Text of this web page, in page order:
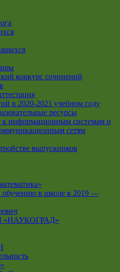
конкурс сочинений
в 2020-2021 учебном году
ресурсы
к информационным системам и
сетям
выпускников
обучению в школе в 2019 —